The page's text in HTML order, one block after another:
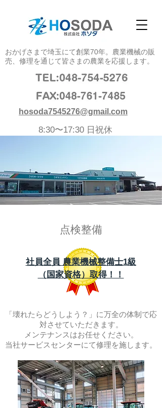
おかげさまで埼玉にて創業70年。農業機械の販
売、修理を通じて皆さまの農業を応援します。​​
8:30〜17:30 日祝休
hosoda7545276@gmail.com
点検整備
社員全員 農業機械整備士1級
（国家資格）取得！！
「壊れたらどうしよう？」に万全の体制で応
対させていただきます。
メンテナンスはお任せください。
当社サービスセンターにて修理を施します。